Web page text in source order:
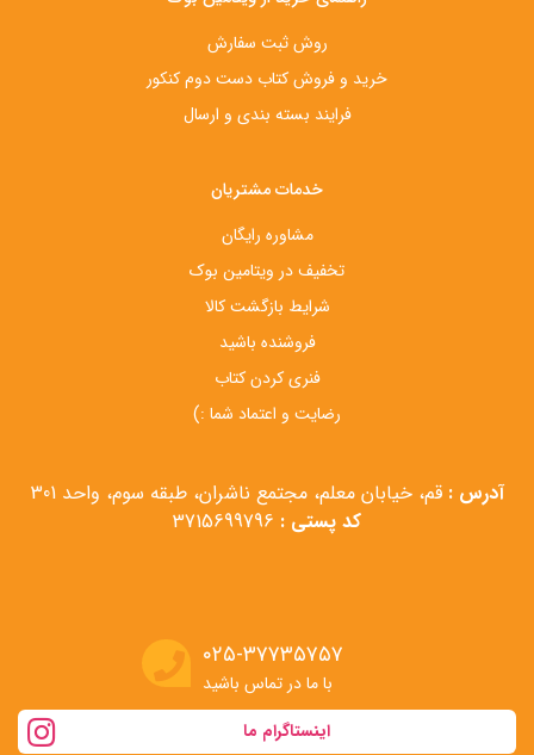
روش ثبت سفارش
خرید و فروش کتاب دست‌ دوم کنکور
فرایند بسته بندی و ارسال
خدمات مشتریان
مشاوره رایگان
تخفیف در ویتامین بوک
شرایط بازگشت کالا
فروشنده باشید
فنری کردن کتاب
رضایت و اعتماد شما :)
آدرس : قم، خیابان معلم، مجتمع ناشران، طبقه سوم، واحد 301
کد پستی :
۰۲۵-۳۷۷۳۵۷۵۷
با ما در تماس باشید
اینستاگرام ما